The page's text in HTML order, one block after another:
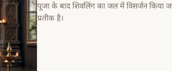
पूजा के बाद शिवलिंग का जल में विसर्जन किया
प्रतीक है।